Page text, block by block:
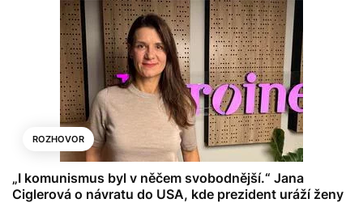
ROZHOVOR
„I komunismus byl v něčem svobodnější.“ Jana
Ciglerová o návratu do USA, kde prezident uráží ženy